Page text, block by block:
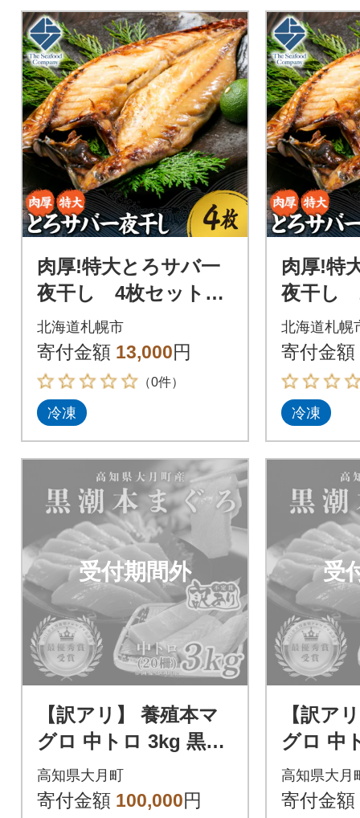
肉厚!特大とろサバ一
夜干し 4枚セット_h
s408-039
北海道札幌市
寄付金額 13,000円
（0件）
冷凍
肉厚!特
夜干し
s408-038
北海道札幌
寄付金額
冷凍
受付期間外
【訳アリ】 養殖本マ
グロ 中トロ 3kg 黒潮
本まぐろ 大容量 不定
貫 刺身 まぐろ 業務用
高知県大月町
寄付金額 100,000円
受
【訳ア
グロ 中
本まぐ
貫 刺身
高知県大月
寄付金額